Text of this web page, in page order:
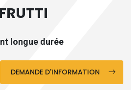
longue durée
DEMANDE D'INFORMATION